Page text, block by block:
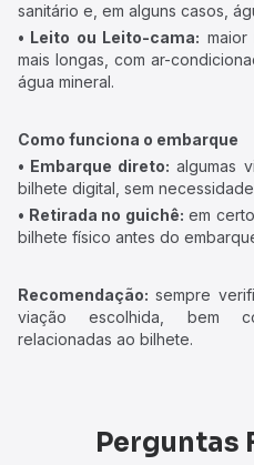
sanitário e, em alguns casos,
• Leito ou Leito-cama: maior
mais longas, com ar-
água mineral.
Como funciona o embarque
• Embarque direto: algumas
bilhete digital, sem
• Retirada no guichê: em
bilhete físico antes do
Recomendação: sempre
viação escolhida, bem
relacionadas ao bilhete.
Perguntas